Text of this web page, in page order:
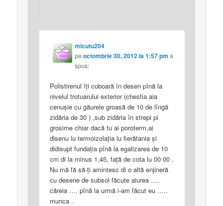
micutu204
peoctombrie 30, 2012 la 1:57 pm a
spus:
Polistirenul îţi coboară în desen pînă la
nivelul trotuarului exterior (chestia aia
cenuşie cu găurele groasă de 10 de lîngă
zidăria de 30 ) ,sub zidăria în strepi pi
grosime chiar dacă tu ai poroterm,ai
disenu lu termoizolaţia lu fierătania şi
didisupt fundaţia pînă la egalizarea de 10
cm di la minus 1,45, faţă de cota lu 00 00 .
Nu mă fă să-ţi amintesc di o altă enjineră
cu desene de subsol făcute aiurea ….
căreia …. pînă la urmă i-am făcut eu …..
munca .